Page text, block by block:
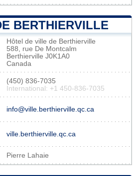
BERTHIERVILLE
Hôtel de ville de Berthierville
588, rue De Montcalm
Berthierville J0K1A0
Canada
(450) 836-7035
International: +1 450-836-7035
info@ville.berthierville.qc.ca
ville.berthierville.qc.ca
Pierre Lahaie